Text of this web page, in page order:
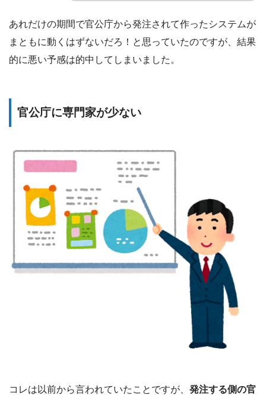
あれだけの期間で官公庁から発注されて作ったシステムが
まともに動くはずないだろ！と思っていたのですが、結果
的に悪い予感は的中してしまいました。
官公庁に専門家が少ない
コレは以前から言われていたことですが、 発注する側の官